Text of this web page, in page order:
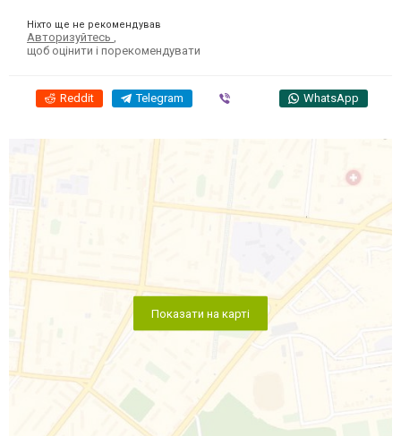
Ніхто ще не рекомендував
Авторизуйтесь
щоб оцінити і порекомендувати
Reddit Telegram WhatsApp
Показати на карті